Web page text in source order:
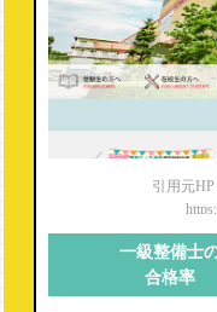
引用元
一級整備士
合格率